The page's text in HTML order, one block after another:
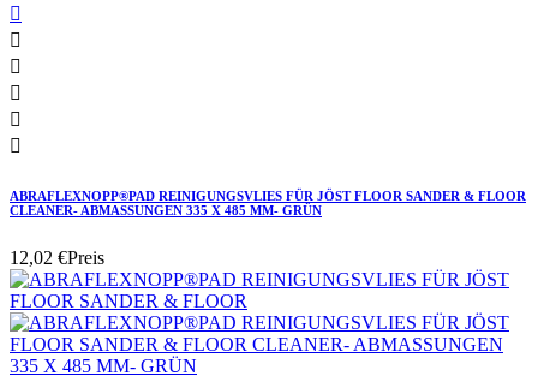






ABRAFLEXNOPP®PAD REINIGUNGSVLIES FÜR JÖST FLOOR SANDER & FLOOR
CLEANER- ABMASSUNGEN 335 X 485 MM- GRÜN
12,02 €Preis